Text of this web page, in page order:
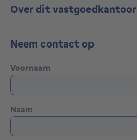
Over dit vastgoedkantoor
Neem contact op
Voornaam
Naam